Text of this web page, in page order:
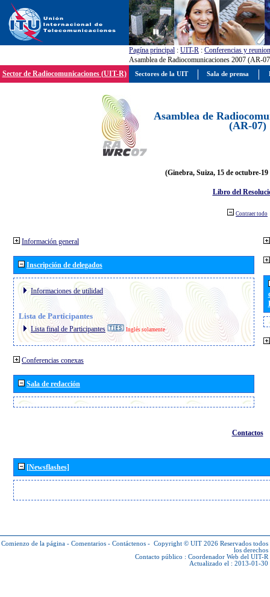
Pagína principal : UIT-R : Conferencias y
Asamblea de Radiocomunicaciones 2007 (AR-
Sector de Radiocomunicaciones (UIT-R)
Asamblea de
(AR-07)
(Ginebra, Suiza, 15 de octubre-19
Libro del
Contraer todo
Información general
Inscripción de delegados
Informaciones de utilidad
Lista de Participantes
Lista final de Participantes Inglés solamente
Conferencias conexas
Sala de redacción
Contactos
[Newsflashes]
Comienzo de la página - Comentarios - Contáctenos - Copyright © UIT 2026 Reservados todos
los derechos
Contacto público : Coordenador Web del UIT-R
Actualizado el : 2013-01-30
Sectores de la UIT Sala de prensa